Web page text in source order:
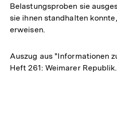
Belastungsproben sie
sie ihnen standhalten
erweisen.
Auszug aus "Informationen
Heft 261: Weimarer Republik.